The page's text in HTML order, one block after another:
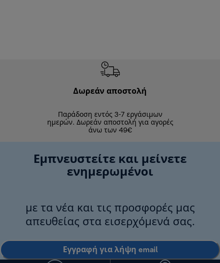
Δωρεάν αποστολή
Παράδοση εντός 3-7 εργάσιμων
ημερών. Δωρεάν αποστολή για αγορές
άνω των 49€
Εμπνευστείτε και μείνετε
ενημερωμένοι
με τα νέα και τις προσφορές μας
απευθείας στα εισερχόμενά σας.
Εγγραφή για λήψη email